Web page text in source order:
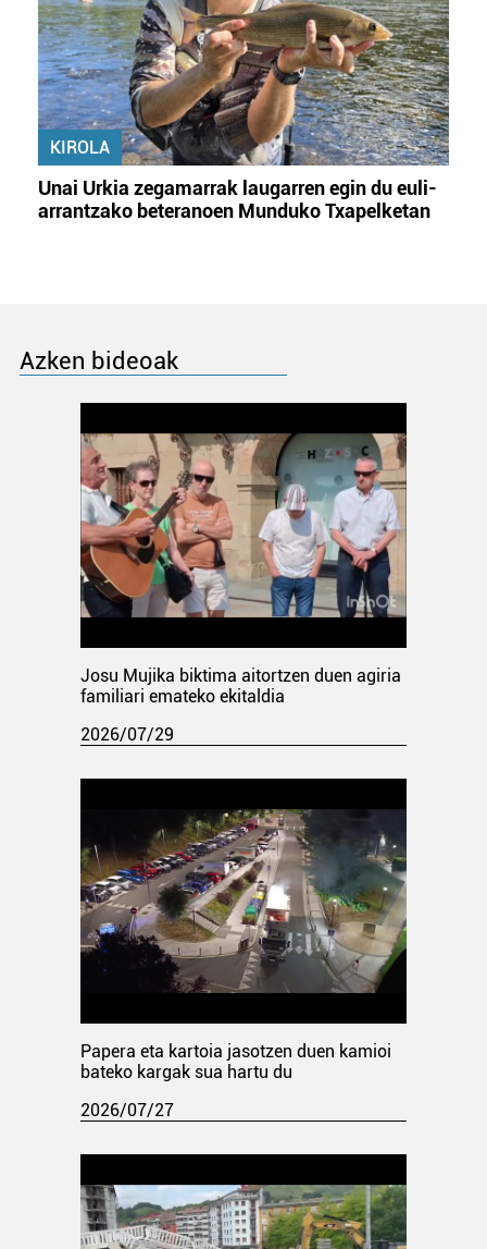
KIROLA
Unai Urkia zegamarrak laugarren egin du euli-
arrantzako beteranoen Munduko Txapelketan
Azken bideoak
Josu Mujika biktima aitortzen duen agiria
familiari emateko ekitaldia
2026/07/29
Papera eta kartoia jasotzen duen kamioi
bateko kargak sua hartu du
2026/07/27